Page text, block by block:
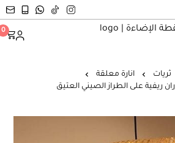
نقطة الإضاءة 0
ثريات
انارة معلقة
ريفية على الطراز الصيني العتيق